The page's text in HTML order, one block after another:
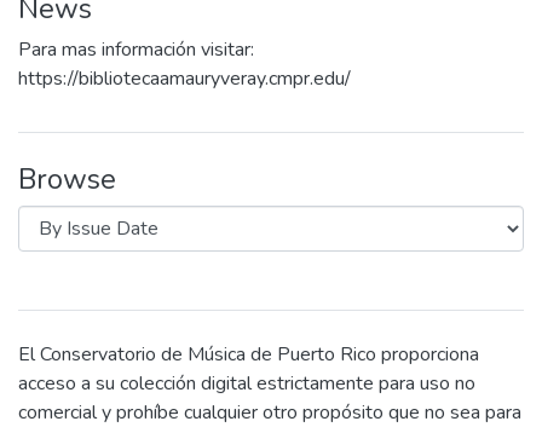
News
Para mas información visitar:
https://bibliotecaamauryveray.cmpr.edu/
Browse
El Conservatorio de Música de Puerto Rico proporciona
acceso a su colección digital estrictamente para uso no
comercial y prohíbe cualquier otro propósito que no sea para